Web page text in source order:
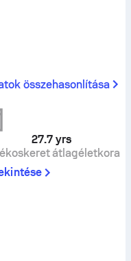
összehasonlítása
27.7 yrs
átlagéletkora